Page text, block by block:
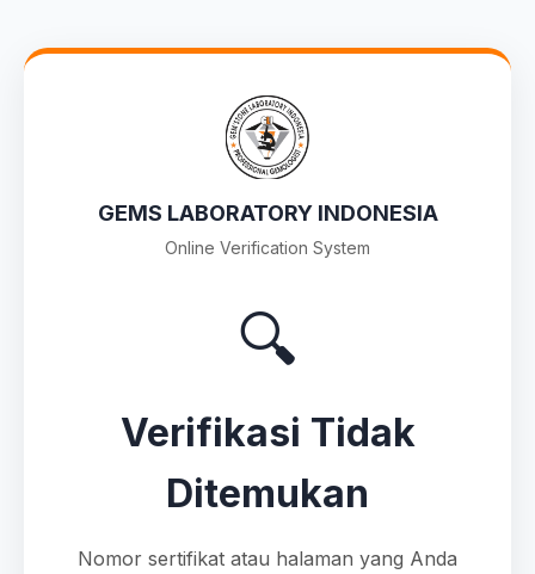
GEMS LABORATORY INDONESIA
Online Verification System
🔍
Verifikasi Tidak
Ditemukan
Nomor sertifikat atau halaman yang Anda